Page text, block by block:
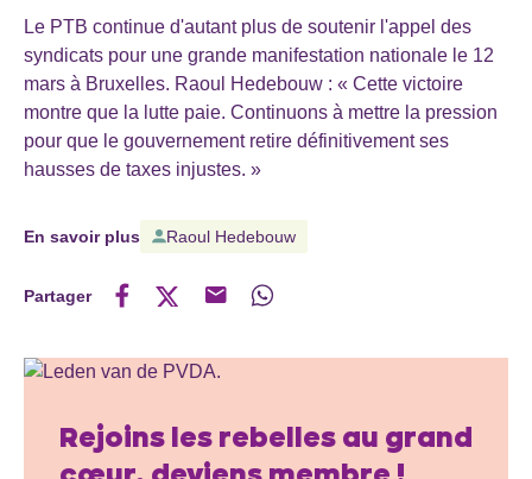
Le PTB continue d'autant plus de soutenir l'appel des
syndicats pour une grande manifestation nationale le 12
mars à Bruxelles. Raoul Hedebouw : « Cette victoire
montre que la lutte paie. Continuons à mettre la pression
pour que le gouvernement retire définitivement ses
hausses de taxes injustes. »
En savoir plus Raoul Hedebouw
Partager
Rejoins les rebelles au grand